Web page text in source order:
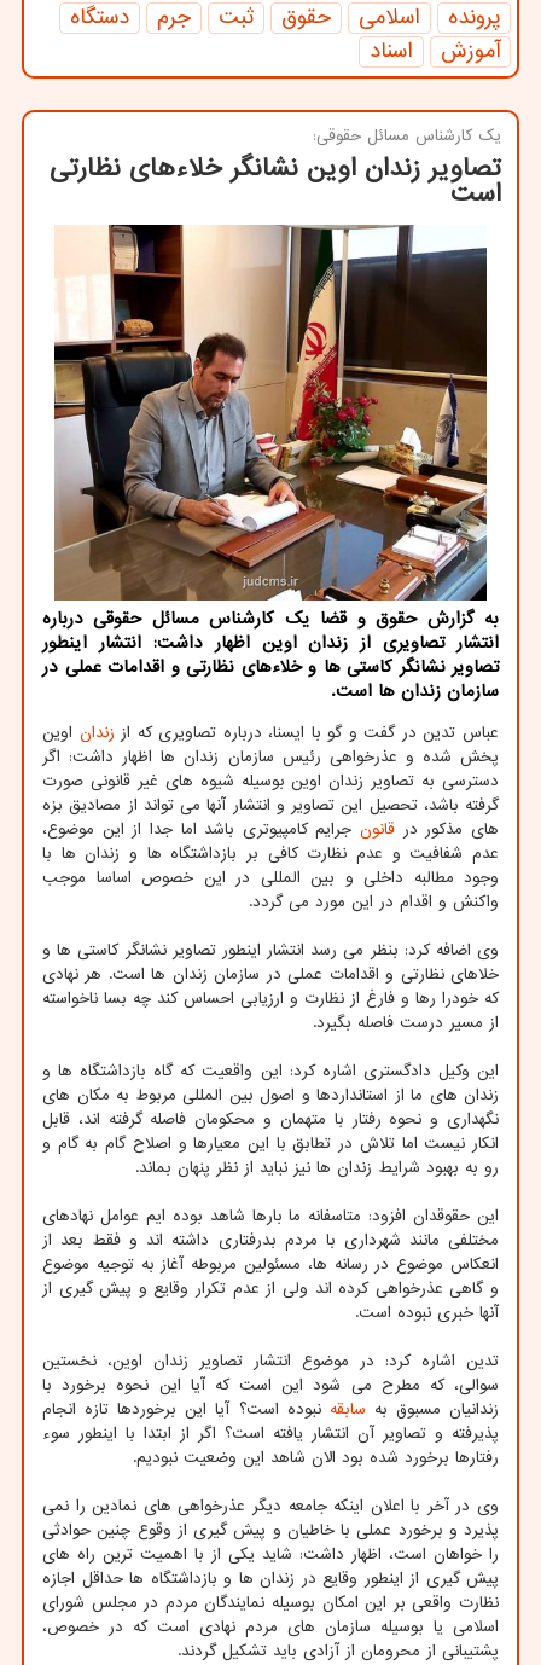
پرونده اسلامی حقوق ثبت جرم
دستگاه
آموزش
اسناد
یك كارشناس مسائل حقوقی:
تصاویر زندان اوین نشانگر خلاءهای نظارتی
است
به گزارش حقوق و قضا یک کارشناس مسائل حقوقی درباره
انتشار تصاویری از زندان اوین اظهار داشت: انتشار اینطور
تصاویر نشانگر کاستی ها و خلاءهای نظارتی و اقدامات عملی در
سازمان زندان ها است.
عباس تدین در گفت و گو با ایسنا، درباره تصاویری که از زندان اوین
پخش شده و عذرخواهی رئیس سازمان زندان ها اظهار داشت: اگر
دسترسی به تصاویر زندان اوین بوسیله شیوه های غیر قانونی صورت
گرفته باشد، تحصیل این تصاویر و انتشار آنها می تواند از مصادیق بزه
های مذکور در قانونجرایم کامپیوتری باشد اما جدا از این موضوع،
عدم شفافیت و عدم نظارت کافی بر بازداشتگاه ها و زندان ها با
وجود مطالبه داخلی و بین المللی در این خصوص اساسا موجب
واکنش و اقدام در این مورد می گردد.
وی اضافه کرد: بنظر می رسد انتشار اینطور تصاویر نشانگر کاستی ها و
خلاهای نظارتی و اقدامات عملی در سازمان زندان ها است. هر نهادی
که خودرا رها و فارغ از نظارت و ارزیابی احساس کند چه بسا ناخواسته
از مسیر درست فاصله بگیرد.
این وکیل دادگستری اشاره کرد: این واقعیت که گاه بازداشتگاه ها و
زندان های ما از استانداردها و اصول بین المللی مربوط به مکان های
نگهداری و نحوه رفتار با متهمان و محکومان فاصله گرفته اند، قابل
انکار نیست اما تلاش در تطابق با این معیارها و اصلاح گام به گام و
رو به بهبود شرایط زندان ها نیز نباید از نظر پنهان بماند.
این حقوقدان افزود: متاسفانه ما بارها شاهد بوده ایم عوامل نهادهای
مختلفی مانند شهرداری با مردم بدرفتاری داشته اند و فقط بعد از
انعکاس موضوع در رسانه ها، مسئولین مربوطه آغاز به توجیه موضوع
و گاهی عذرخواهی کرده اند ولی از عدم تکرار وقایع و پیش گیری از
آنها خبری نبوده است.
تدین اشاره کرد: در موضوع انتشار تصاویر زندان اوین، نخستین
سوالی، که مطرح می شود این است که آیا این نحوه برخورد با
زندانیان مسبوق به سابقه نبوده است؟ آیا این برخوردها تازه انجام
پذیرفته و تصاویر آن انتشار یافته است؟ اگر از ابتدا با اینطور سوء
رفتارها برخورد شده بود الان شاهد این وضعیت نبودیم.
وی در آخر با اعلان اینکه جامعه دیگر عذرخواهی های نمادین را نمی
پذیرد و برخورد عملی با خاطیان و پیش گیری از وقوع چنین حوادثی
را خواهان است، اظهار داشت: شاید یکی از با اهمیت ترین راه های
پیش گیری از اینطور وقایع در زندان ها و بازداشتگاه ها حداقل اجازه
نظارت واقعی بر این امکان بوسیله نمایندگان مردم در مجلس شورای
اسلامی یا بوسیله سازمان های مردم نهادی است که در خصوص،
پشتیبانی از محرومان از آزادی باید تشکیل گردند.